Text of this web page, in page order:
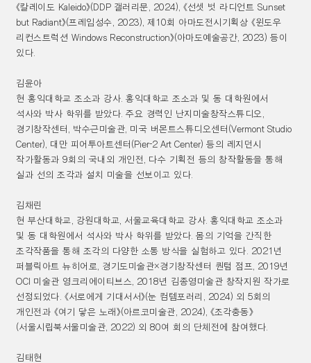
《칼레이도 Kaleido》(DDP 갤러리문 , 2024), 《선셋 벗 라디언트 Sunset
but Radiant》(프레임성수 , 2023), 제 10회 아마도전시기획상 《윈도우
리컨스트럭션 Windows Reconstruction》(아마도예술공간 , 2023)등이
있다
김윤아
현 홍익대학교 조소과 강사 .홍익대학교 조소과 및 동 대학원에서
석사와 박사 학위를 받았다 .주요 경력인 난지미술창작스튜디오
경기창작센터
박수근미술관 미국 버몬트스튜디오센터 (Vermont Studio
Center), 대만 피어투아트센터 (Pier-2 Art Center)등의 레지던시
작가활동과9회의 국내외 개인전
다수 기획전 등의 창작활동을 통해
실과 선의 조각과 설치 미술을 선보이고 있다
김채린
현 부산대학교
강원대학교 서울교육대학교 강사 .홍익대학교 조소과
및 동 대학원에서 석사와 박사 학위를 받았다 .몸의 기억을 간직한
조각작품을 통해 조각의 다양한 소통 방식을 실험하고 있다 . 2021 년
퍼블릭아트 뉴히어로
경기도미술관×경기창작센터 퀀텀 점프 , 2019년
OCI 미술관 영크리에이티브스 , 2018년 김종영미술관 창작지원 작가로
선정되었다
《서로에게 기대서서》(눈 컴템포러리 , 2024) 외 5회의
개인전과 《여기 닿은 노래 》(아르코미술관 , 2024), 《조각충동》
(서울시립북서울미술관 , 2022) 외80여 회의 단체전에 참여했다
김태현